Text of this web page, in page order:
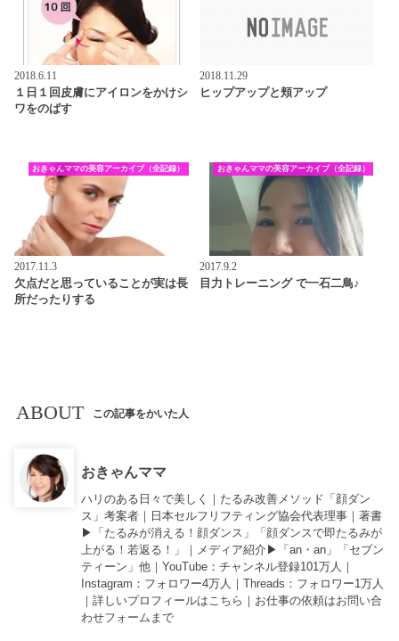
2018.6.11
１日１回皮膚にアイロンをかけシ
ワをのばす
2018.11.29
ヒップアップと頬アップ
おきゃんママの美容アーカイブ（全記録）
2017.11.3
欠点だと思っていることが実は長
所だったりする
おきゃんママの美容アーカイブ（全記録）
2017.9.2
目力トレーニング で一石二鳥♪
ABOUT この記事をかいた人
おきゃんママ
ハリのある日々で美しく｜たるみ改善メソッド「顔ダン
ス」考案者｜日本セルフリフティング協会代表理事｜著書
▶︎「たるみが消える！顔ダンス 」「顔ダンスで即たるみが
上がる！若返る！ 」｜メディア紹介▶︎「an・an」「セブン
ティーン」他｜YouTube ：チャンネル登録101万人｜
Instagram ：フォロワー4万人｜Threads ：フォロワー1万人
｜詳しいプロフィールは こちら ｜お仕事の依頼はお問い合
わせフォーム まで